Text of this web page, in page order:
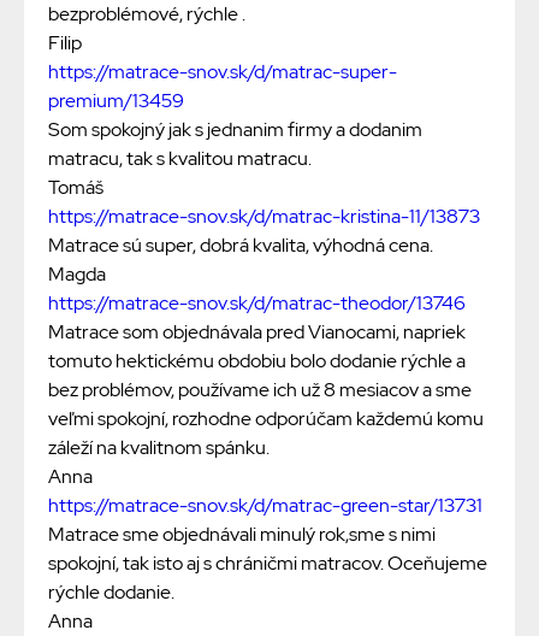
bezproblémové, rýchle .
Filip
https://matrace-snov.sk/d/matrac-super-
premium/13459
Som spokojný jak s jednanim firmy a dodanim
matracu, tak s kvalitou matracu.
Tomáš
https://matrace-snov.sk/d/matrac-kristina-11/13873
Matrace sú super, dobrá kvalita, výhodná cena.
Magda
https://matrace-snov.sk/d/matrac-theodor/13746
Matrace som objednávala pred Vianocami, napriek
tomuto hektickému obdobiu bolo dodanie rýchle a
bez problémov, používame ich už 8 mesiacov a sme
veľmi spokojní, rozhodne odporúčam každemú komu
záleží na kvalitnom spánku.
Anna
https://matrace-snov.sk/d/matrac-green-star/13731
Matrace sme objednávali minulý rok,sme s nimi
spokojní, tak isto aj s chráničmi matracov. Oceňujeme
rýchle dodanie.
Anna